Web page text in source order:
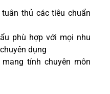
thủ các tiêu chuẩn
phù hợp với mọi nhu
dụng
tính chuyên môn